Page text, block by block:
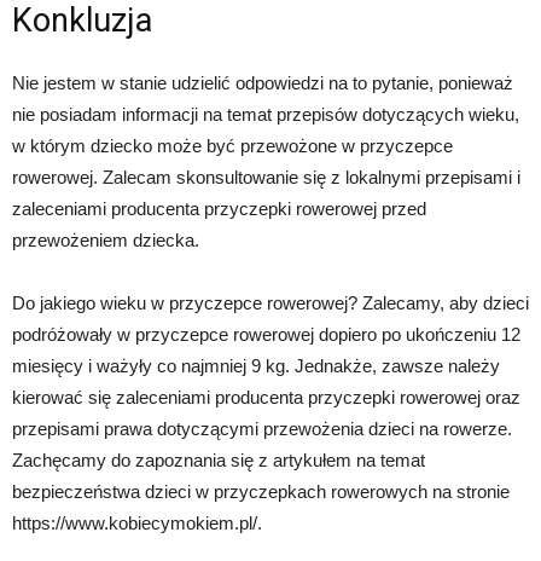
Konkluzja
Nie jestem w stanie udzielić odpowiedzi na to pytanie, ponieważ
nie posiadam informacji na temat przepisów dotyczących wieku,
w którym dziecko może być przewożone w przyczepce
rowerowej. Zalecam skonsultowanie się z lokalnymi przepisami i
zaleceniami producenta przyczepki rowerowej przed
przewożeniem dziecka.
Do jakiego wieku w przyczepce rowerowej? Zalecamy, aby dzieci
podróżowały w przyczepce rowerowej dopiero po ukończeniu 12
miesięcy i ważyły co najmniej 9 kg. Jednakże, zawsze należy
kierować się zaleceniami producenta przyczepki rowerowej oraz
przepisami prawa dotyczącymi przewożenia dzieci na rowerze.
Zachęcamy do zapoznania się z artykułem na temat
bezpieczeństwa dzieci w przyczepkach rowerowych na stronie
https://www.kobiecymokiem.pl/.